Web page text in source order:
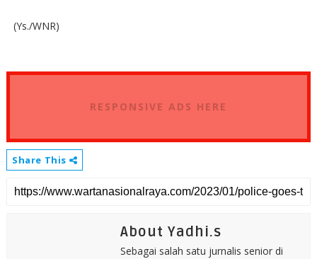
(Ys./WNR)
RESPONSIVE ADS HERE
Share This
About Yadhi.s
Sebagai salah satu jurnalis senior di